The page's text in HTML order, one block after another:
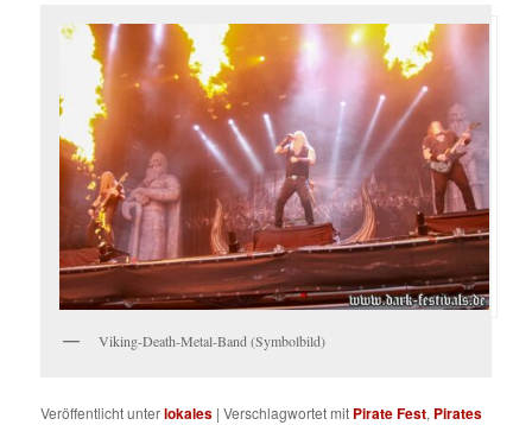
Viking-Death-Metal-Band (Symbolbild)
Veröffentlicht unterlokales |Verschlagwortet mit Pirate Fest, Pirates